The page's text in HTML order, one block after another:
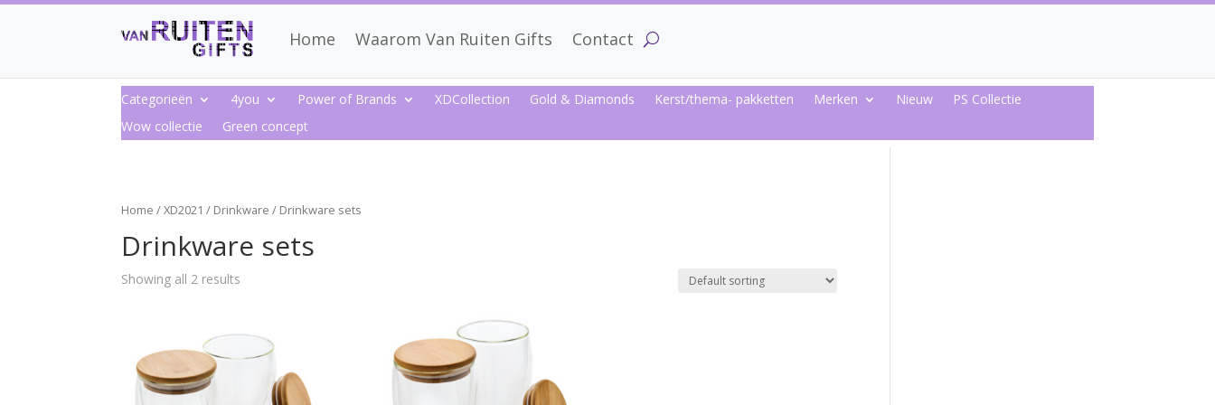
Home Waarom Van Ruiten Gifts Contact
Categorieën 4you Power of Brands XDCollection Gold & Diamonds Kerst/thema- pakketten Merken Nieuw
PS Collectie
Wow collectie
Green concept
Home /XD2021 / Drinkware / Drinkware sets
Drinkware sets
Showing all 2 results